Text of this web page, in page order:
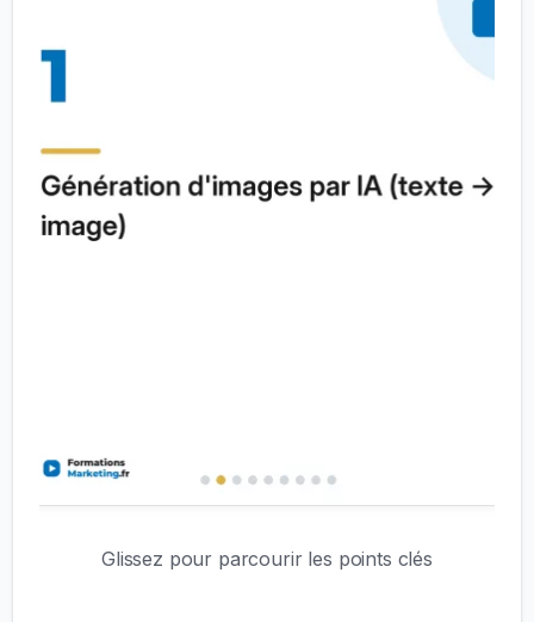
Glissez pour parcourir les points clés